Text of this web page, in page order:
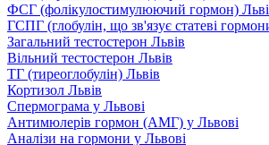
ФСГ (фолікулостимулюючий гормон)
ГСПГ (глобулін, що зв'язує статеві
Загальний тестостерон Львів
Вільний тестостерон Львів
ТГ (тиреоглобулін) Львів
Кортизол Львів
Спермограма у Львові
Антимюлерів гормон (АМГ) у Львові
Аналізи на гормони у Львові